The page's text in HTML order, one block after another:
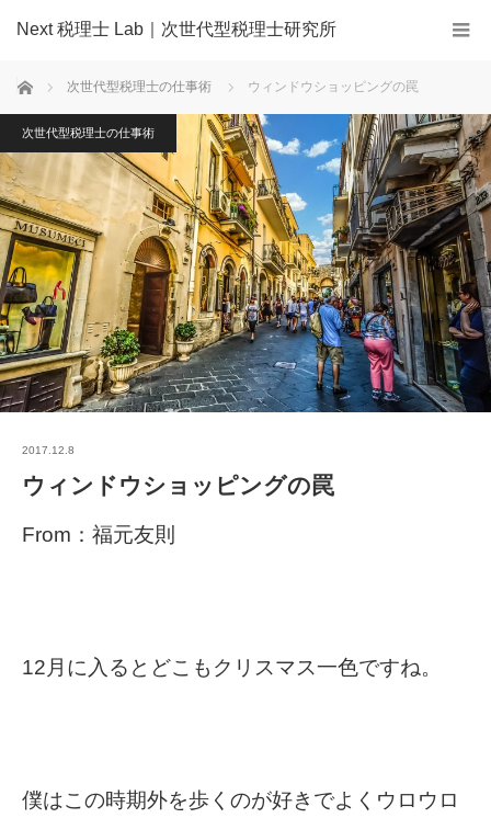
Next 税理士 Lab｜次世代型税理士研究所
ホーム 次世代型税理士の仕事術 ウィンドウショッピングの罠
次世代型税理士の仕事術
2017.12.8
ウィンドウショッピングの罠
From：福元友則
12月に入るとどこもクリスマス一色ですね。
僕はこの時期外を歩くのが好きでよくウロウロ